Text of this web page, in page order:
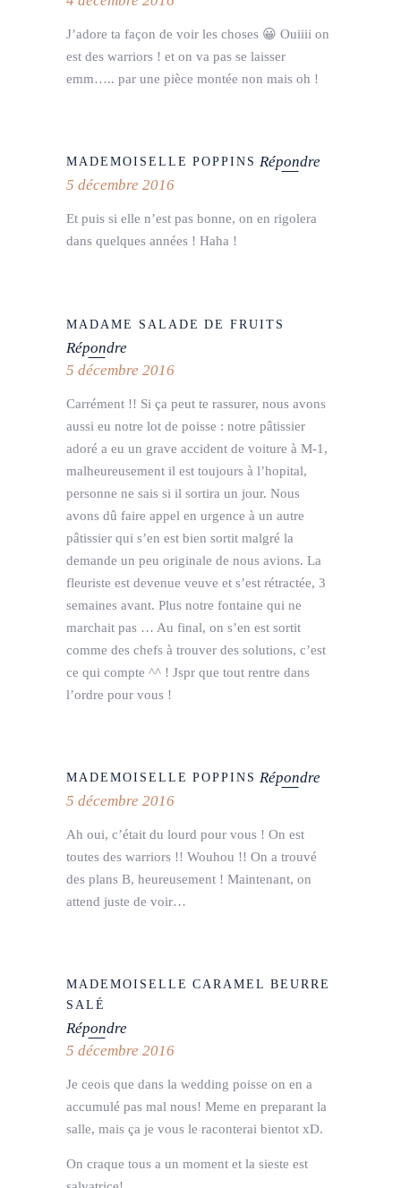
J’adore ta façon de voir les choses 😀 Ouiiii on
est des warriors ! et on va pas se laisser
emm….. par une pièce montée non mais oh !
MADEMOISELLE POPPINS Répondre
5 décembre 2016
Et puis si elle n’est pas bonne, on en rigolera
dans quelques années ! Haha !
MADAME SALADE DE FRUITS
Répondre
5 décembre 2016
Carrément !! Si ça peut te rassurer, nous avons
aussi eu notre lot de poisse : notre pâtissier
adoré a eu un grave accident de voiture à M-1,
malheureusement il est toujours à l’hopital,
personne ne sais si il sortira un jour. Nous
avons dû faire appel en urgence à un autre
pâtissier qui s’en est bien sortit malgré la
demande un peu originale de nous avions. La
fleuriste est devenue veuve et s’est rétractée, 3
semaines avant. Plus notre fontaine qui ne
marchait pas … Au final, on s’en est sortit
comme des chefs à trouver des solutions, c’est
ce qui compte ^^ ! Jspr que tout rentre dans
l’ordre pour vous !
MADEMOISELLE POPPINS Répondre
5 décembre 2016
Ah oui, c’était du lourd pour vous ! On est
toutes des warriors !! Wouhou !! On a trouvé
des plans B, heureusement ! Maintenant, on
attend juste de voir…
MADEMOISELLE CARAMEL BEURRE
SALÉ
Répondre
5 décembre 2016
Je ceois que dans la wedding poisse on en a
accumulé pas mal nous! Meme en preparant la
salle, mais ça je vous le raconterai bientot xD.
On craque tous a un moment et la sieste est